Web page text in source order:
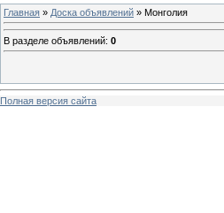
Главная » Доска объявлений » Монголия
В разделе объявлений: 0
Полная версия сайта